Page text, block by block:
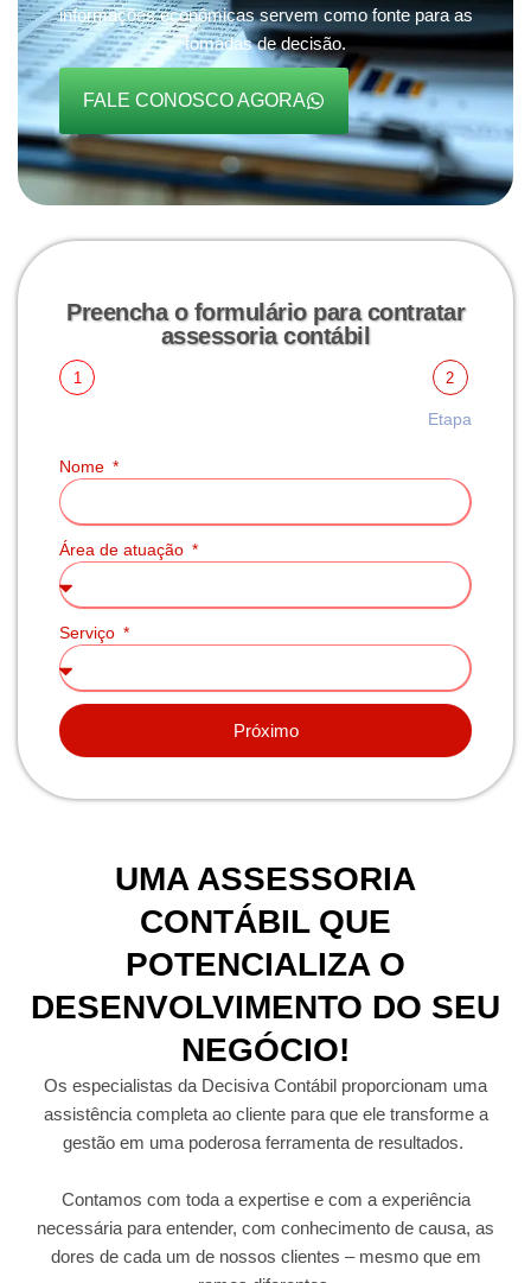
informações econômicas servem como fonte para as
tomadas de decisão.
FALE CONOSCO AGORA
Preencha o formulário para contratar
assessoria contábil
1 2
Etapa
Nome
Área de atuação
Serviço
Próximo
UMA ASSESSORIA
CONTÁBIL QUE
POTENCIALIZA O
DESENVOLVIMENTO DO SEU
NEGÓCIO!
Os especialistas da Decisiva Contábil proporcionam uma
assistência completa ao cliente para que ele transforme a
gestão em uma poderosa ferramenta de resultados.
Contamos com toda a expertise e com a experiência
necessária para entender, com conhecimento de causa, as
dores de cada um de nossos clientes – mesmo que em